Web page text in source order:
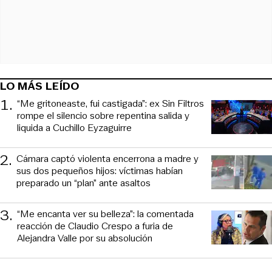
LO MÁS LEÍDO
1. “Me gritoneaste, fui castigada”: ex Sin Filtros
rompe el silencio sobre repentina salida y
liquida a Cuchillo Eyzaguirre
2. Cámara captó violenta encerrona a madre y
sus dos pequeños hijos: víctimas habían
preparado un “plan” ante asaltos
3. “Me encanta ver su belleza”: la comentada
reacción de Claudio Crespo a furia de
Alejandra Valle por su absolución